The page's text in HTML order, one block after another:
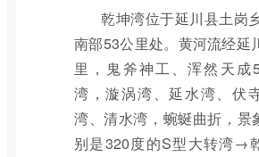
乾坤湾位于延川县土岗
南部53公里处。黄河流经延
里，鬼斧神工、浑然天成
湾，漩涡湾、延水湾、伏
湾、清水湾，蜿蜒曲折，景
别是320度的S型大转湾→